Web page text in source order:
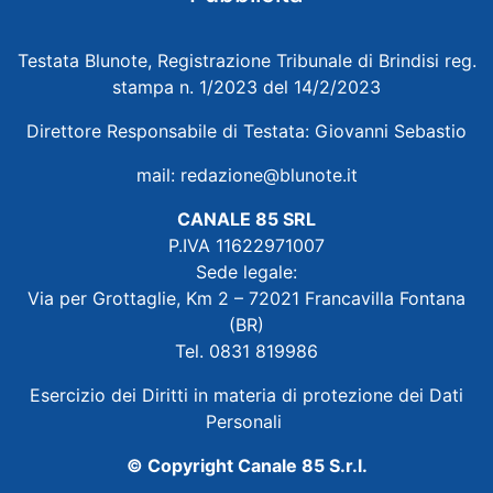
Testata Blunote, Registrazione Tribunale di Brindisi reg.
stampa n. 1/2023 del 14/2/2023
Direttore Responsabile di Testata: Giovanni Sebastio
mail: redazione@blunote.it
CANALE 85 SRL
P.IVA 11622971007
Sede legale:
Via per Grottaglie, Km 2 – 72021 Francavilla Fontana
(BR)
Tel. 0831 819986
Esercizio dei Diritti in materia di protezione dei Dati
Personali
© Copyright Canale 85 S.r.l.